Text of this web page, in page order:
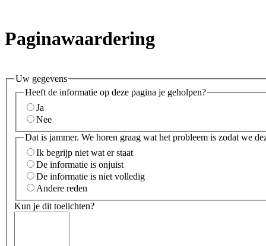
Paginawaardering
Uw gegevens
Heeft de informatie op deze pagina je geholpen?
Ja
Nee
Dat is jammer. We horen graag wat het probleem is zodat we
Ik begrijp niet wat er staat
De informatie is onjuist
De informatie is niet volledig
Andere reden
Kun je dit toelichten?